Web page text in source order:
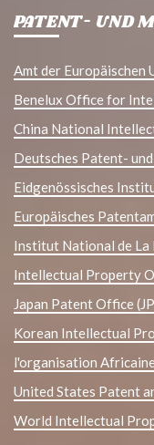
PATENT- UND
Amt der Europäischen
Benelux Office for
China National
Deutsches Patent-
Eidgenössisches
Europäisches
Institut National de
Intellectual Property
Japan Patent Office
Korean Intellectual
l'organisation
United States Patent
World Intellectual